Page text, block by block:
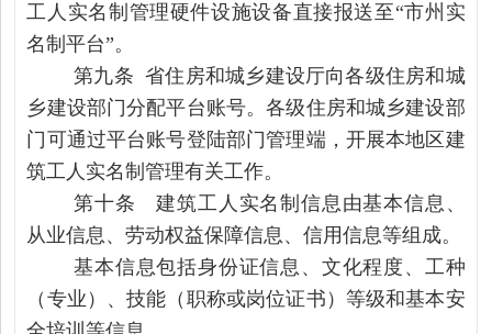
工人实名制管理硬件设施设备直接报送至“市州实
名制平台”。
第九条 省住房和城乡建设厅向各级住房和城
乡建设部门分配平台账号。各级住房和城乡建设部
门可通过平台账号登陆部门管理端，开展本地区建
筑工人实名制管理有关工作。
第十条 建筑工人实名制信息由基本信息、
从业信息、劳动权益保障信息、信用信息等组成。
基本信息包括身份证信息、文化程度、工种
（专业）、技能（职称或岗位证书）等级和基本安